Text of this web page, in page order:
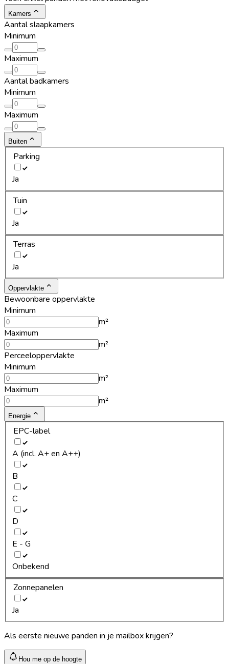
Kamers
Aantal slaapkamers
Minimum
Maximum
Aantal badkamers
Minimum
Maximum
Buiten
Parking
Ja
Tuin
Ja
Terras
Ja
Oppervlakte
Bewoonbare oppervlakte
Minimum
m²
Maximum
m²
Perceeloppervlakte
Minimum
m²
Maximum
m²
Energie
EPC-label
A (incl. A+ en A++)
B
C
D
E - G
Onbekend
Zonnepanelen
Ja
Als eerste nieuwe panden in je mailbox krijgen?
Hou me op de hoogte